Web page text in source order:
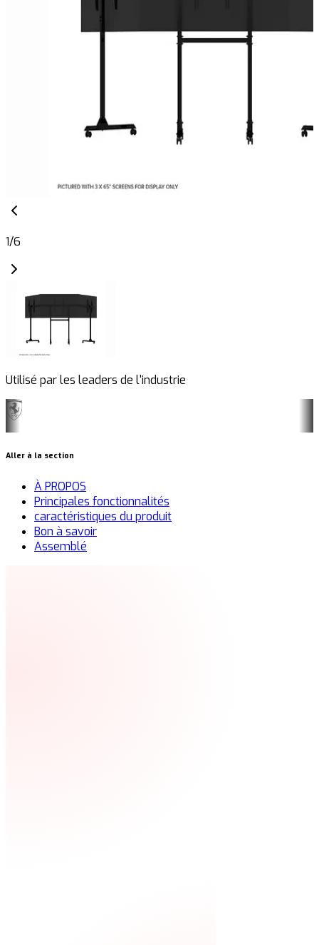
1/6
Utilisé par les leaders de l'industrie
Aller à la section
À PROPOS
Principales fonctionnalités
caractéristiques du produit
Bon à savoir
Assemblé